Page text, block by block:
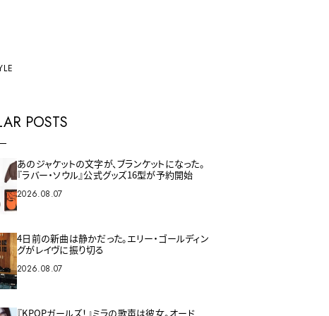
POSTS
あのジャケットの文字が、ブランケットになった。
『ラバー・ソウル』公式グッズ16型が予約開始
2026.08.07
4日前の新曲は静かだった。エリー・ゴールディン
グがレイヴに振り切る
2026.08.07
『KPOPガールズ！』ミラの歌声は彼女。オード